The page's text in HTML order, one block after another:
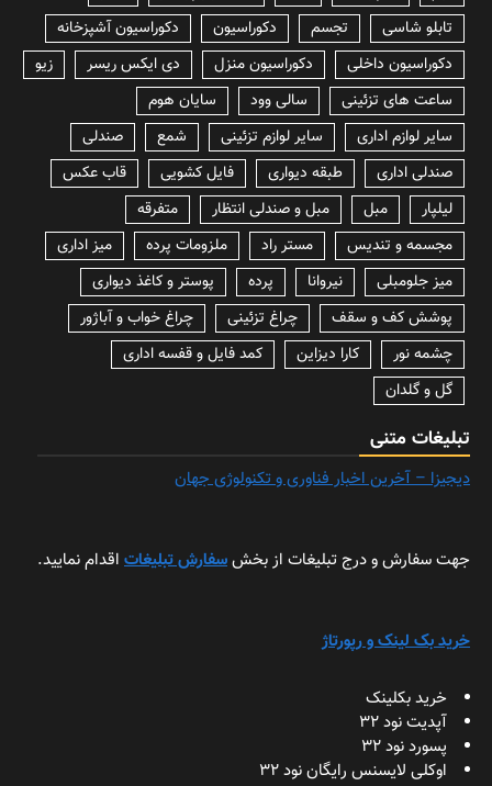
تابلو شاسی
تجسم دکوراسیون
دکوراسیون آشپزخانه
دکوراسیون داخلی
دکوراسیون منزل دی ایکس ریسر
زیو
ساعت های تزئینی
سالی وود
سایان هوم
سایر لوازم اداری
سایر لوازم تزئینی شمع
صندلی
صندلی اداری
طبقه دیواری فایل کشویی
قاب عکس
لیلپار
مبل مبل و صندلی انتظار
متفرقه
مجسمه و تندیس
مستر راد ملزومات پرده
میز اداری
میز جلومبلی
نیروانا پرده
پوستر و کاغذ دیواری
پوشش کف و سقف
چراغ تزئینی
چراغ خواب و آباژور
چشمه نور
کارا دیزاین
کمد فایل و قفسه اداری
گل و گلدان
تبلیغات متنی
دیجیزا – آخرین اخبار فناوری و تکنولوژی جهان
جهت سفارش و درج تبلیغات از بخشسفارش تبلیغات اقدام نمایید.
خرید بک لینک و رپورتاژ
خرید بکلینک
آپدیت نود 32
پسورد نود 32
اوکلی لایسنس رایگان نود 32